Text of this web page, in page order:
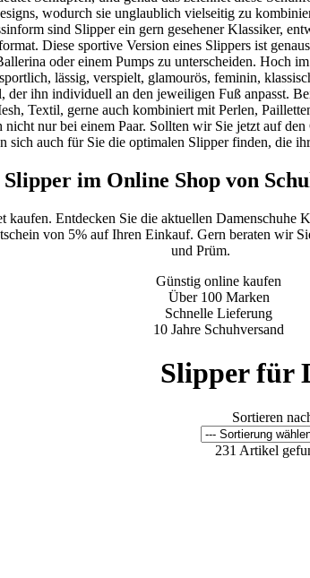
wodurch sie unglaublich vielseitig zu
sind Slipper ein gern gesehener Klassiker,
Diese sportive Version eines Slippers ist
oder einem Pumps zu unterscheiden. Hoch
lässig, verspielt, glamourös, feminin,
ihn individuell an den jeweiligen Fuß anpasst.
Textil, gerne auch kombiniert mit Perlen,
nur bei einem Paar. Sollten wir Sie jetzt auf
sich auch für Sie die optimalen Slipper finden, die
Slipper im Online Shop von
kaufen. Entdecken Sie die aktuellen
von 5% auf Ihren Einkauf. Gern beraten wir
und Prüm.
Günstig online kaufen
Über 100 Marken
Schnelle Lieferung
10 Jahre Schuhversand
Slipper für
Sortieren
231 Artikel